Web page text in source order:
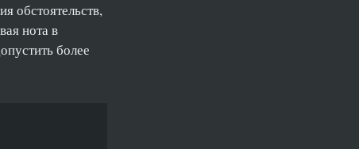
обстоятельств,
нота в
более